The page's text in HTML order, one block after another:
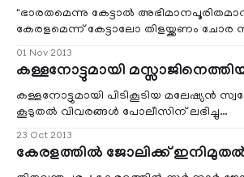
"ഭാരതമെന്നു കേട്ടാല്‍
കേരളമെന്ന് കേട്ടാലോ തിളയ്ക്കണം ചോര
ഞരമ്പുകളില്‍" ...ഇന്ന്‍ കേരളപ്പിറവി.
കേദാര, പ്രകൃതി രമണീയമായ
നാടായ നമ്മുടെ കേരളത്തിന്‌ 57 വയസ്സ്
01 Nov 2013
കള്ളനോട്ടുമായി
കള്ളനോട്ടുമായി പിടികൂടിയ മലേഷ്യന്‍
കൂടുതല്‍ വിവരങ്ങള്‍ പോലീസിന് ലഭിച്ചു
.വിനോദസഞ്ചാരത്തിനെത്തിയ 120
സംഘത്തില്‍പ്പെട്ട ഒരാള്‍ മൂന്നാറിലെ
മസാജിംഗ് സെന്ററിനു നല്‍കിയ
23 Oct 2013
കേരളത്തില്‍ ജോലിക്ക്